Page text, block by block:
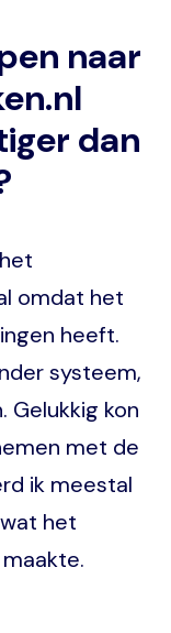
naar
dan
omdat het
heeft.
systeem,
Gelukkig kon
met de
ik meestal
het